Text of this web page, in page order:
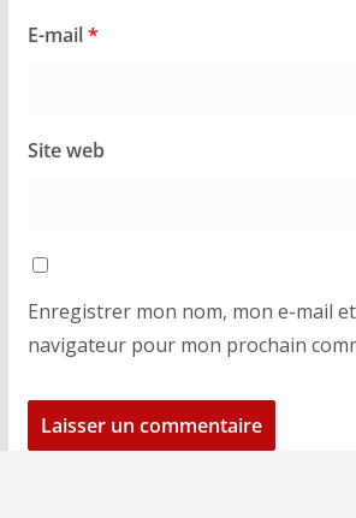
E-mail*
Site web
Enregistrer mon nom, mon e-mail
navigateur pour mon prochain